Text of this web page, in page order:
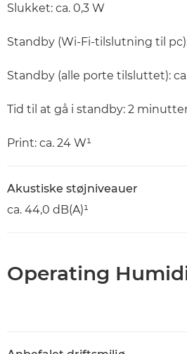
Slukket: ca. 0,3 W
Standby (Wi-Fi-tilslutning til pc):
Standby (alle porte tilsluttet):
Tid til at gå i standby: 2
Print: ca. 24 W¹
Akustiske støjniveauer
ca. 44,0 dB(A)¹
Operating